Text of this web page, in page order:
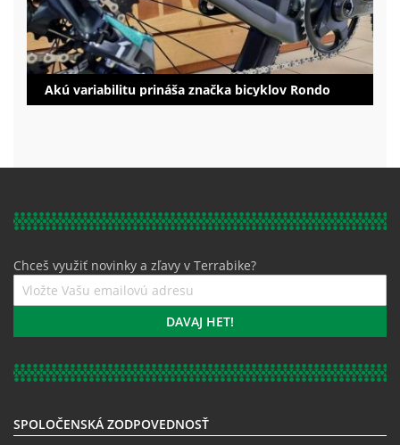
Akú variabilitu prináša značka bicyklov Rondo
Chceš využiť novinky a zľavy v Terrabike?
Prihláste
sa
odberu
DAVAJ HET!
SPOLOČENSKÁ ZODPOVEDNOSŤ